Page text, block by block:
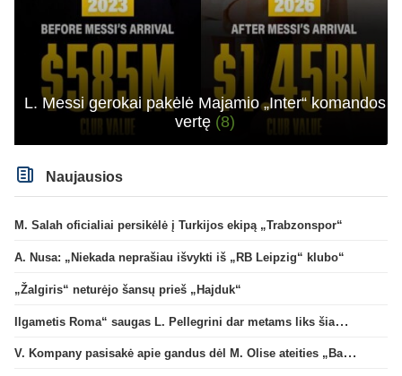
L. Messi gerokai pakėlė Majamio „Inter“ komandos
vertę (8)
Naujausios
M. Salah oficialiai persikėlė į Turkijos ekipą „Trabzonspor“
A. Nusa: „Niekada neprašiau išvykti iš „RB Leipzig“ klubo“
„Žalgiris“ neturėjo šansų prieš „Hajduk“
Ilgametis Roma“ saugas L. Pellegrini dar metams liks šiame klube
V. Kompany pasisakė apie gandus dėl M. Olise ateities „Bayern“ gretose